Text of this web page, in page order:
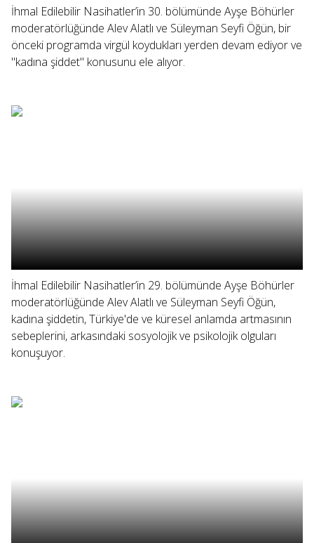
İhmal Edilebilir Nasihatler’in 30. bölümünde Ayşe Böhürler
moderatörlüğünde Alev Alatlı ve Süleyman Seyfi Öğün, bir
önceki programda virgül koydukları yerden devam ediyor ve
"kadına şiddet" konusunu ele alıyor.
İhmal Edilebilir Nasihatler’in 29. bölümünde Ayşe Böhürler
moderatörlüğünde Alev Alatlı ve Süleyman Seyfi Öğün,
kadına şiddetin, Türkiye'de ve küresel anlamda artmasının
sebeplerini, arkasındaki sosyolojik ve psikolojik olguları
konuşuyor.